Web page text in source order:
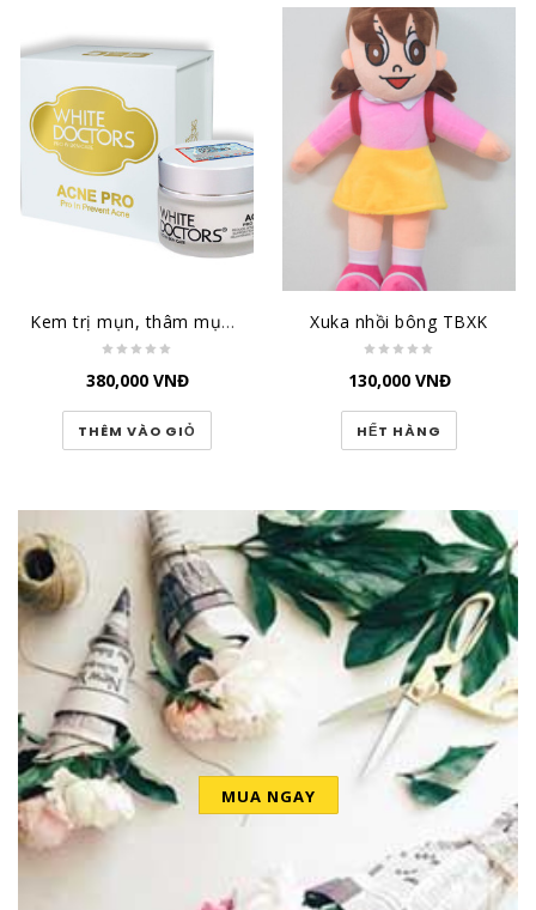
Kem trị mụn, thâm mụn, sẹo mụn White Doctors - Acne Pro
380,000 VNĐ
THÊM VÀO GIỎ
Xuka nhồi bông TBXK
130,000 VNĐ
HẾT HÀNG
MUA NGAY